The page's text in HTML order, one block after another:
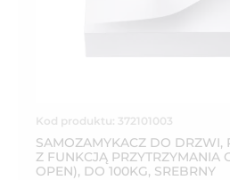
Kod produktu: 372101003
SAMOZAMYKACZ DO DRZWI,
Z FUNKCJĄ PRZYTRZYMANIA
OPEN), DO 100KG, SREBRNY